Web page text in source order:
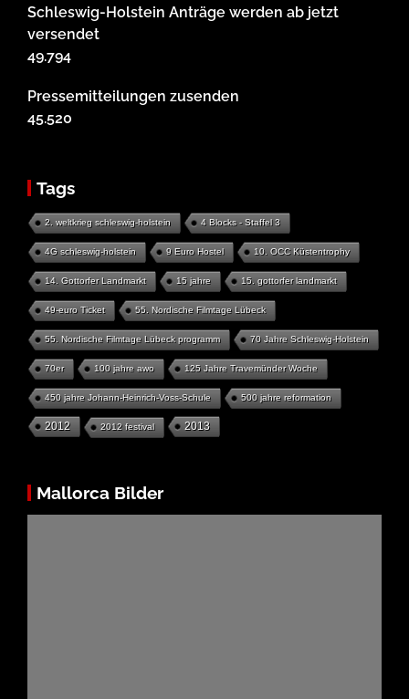
Schleswig-Holstein Anträge werden ab jetzt
versendet
49.794
Pressemitteilungen zusenden
45.520
Tags
2. weltkrieg schleswig-holstein 4 Blocks - Staffel 3
4G schleswig-holstein 9 Euro Hostel 10. OCC Küstentrophy
14. Gottorfer Landmarkt 15 jahre 15. gottorfer landmarkt
49-euro Ticket 55. Nordische Filmtage Lübeck
55. Nordische Filmtage Lübeck programm 70 Jahre Schleswig-Holstein
70er 100 jahre awo 125 Jahre Travemünder Woche
450 jahre Johann-Heinrich-Voss-Schule 500 jahre reformation
2012 2012 festival 2013
Mallorca Bilder